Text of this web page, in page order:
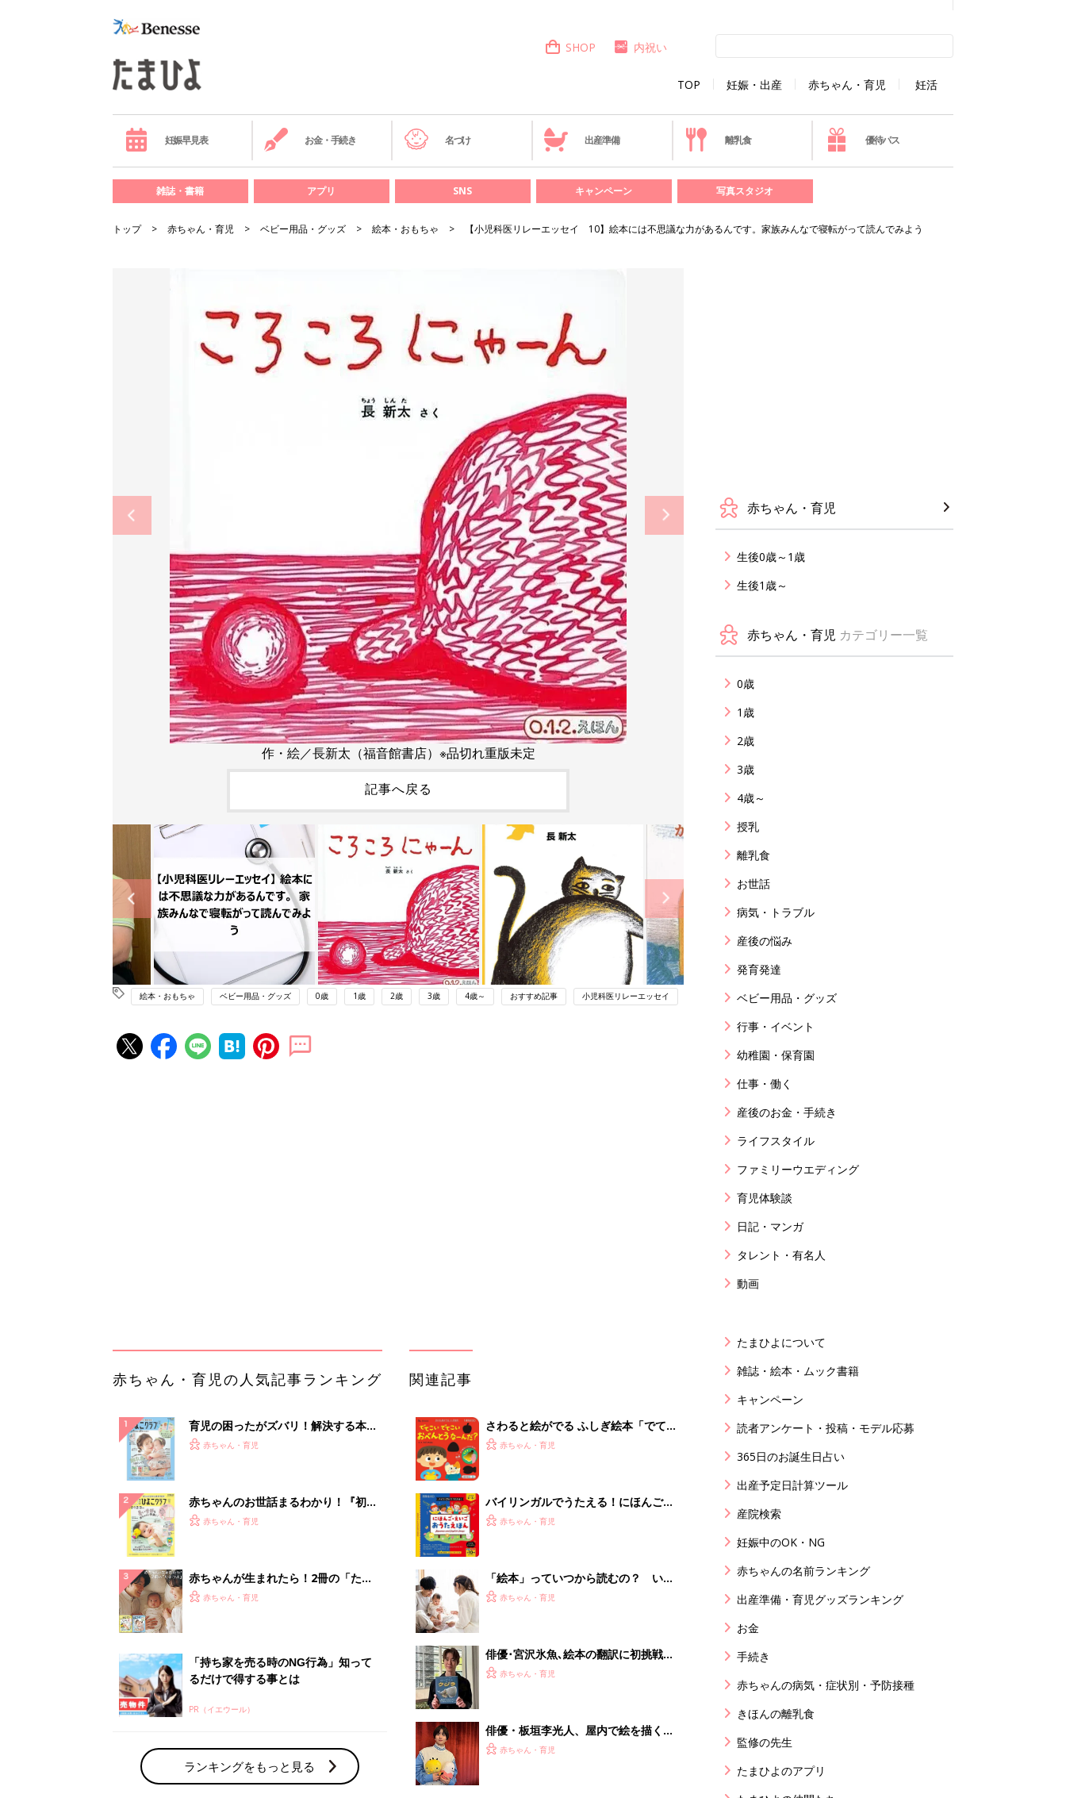
TOP 妊娠・出産 赤ちゃん・育児 妊活
SHOP 内祝い
妊娠早見表 お金・手続き 名づけ 出産準備 離乳食 優待パス
雑誌・書籍 アプリ SNS キャンペーン 写真スタジオ
トップ 赤ちゃん・育児 ベビー用品・グッズ 絵本・おもちゃ 【小児科医リレーエッセイ 10】絵本には不思議な力があるんです。家族みんなで寝転がって読んでみよう
作・絵／長新太（福音館書店）※品切れ重版未定
記事へ戻る
絵本・おもちゃ ベビー用品・グッズ 0歳 1歳 2歳 3歳 4歳～ おすすめ記事 小児科医リレーエッセイ
るだけで得する事とは
PR（イエウール）
ランキングをもっと見る
今でも鮮明に覚えている｣
絵本に込めた思いとは？
23年続く自律型組織に共通する「3つ
の要素」
PR（ビズヒント）
赤ちゃん・育児の人気テーマ
育児日記・マンガ
離乳食はいつから？進め方は？「たまひよ きほんの離
赤ちゃん・育児
生後0歳～1歳
生後1歳～
赤ちゃん・育児 カテゴリー一覧
0歳
1歳
2歳
3歳
4歳～
授乳
離乳食
お世話
病気・トラブル
産後の悩み
発育発達
ベビー用品・グッズ
行事・イベント
幼稚園・保育園
仕事・働く
産後のお金・手続き
ライフスタイル
ファミリーウエディング
育児体験談
日記・マンガ
タレント・有名人
動画
たまひよについて
雑誌・絵本・ムック書籍
キャンペーン
読者アンケート・投稿・モデル応募
365日のお誕生日占い
出産予定日計算ツール
産院検索
妊娠中のOK・NG
赤ちゃんの名前ランキング
出産準備・育児グッズランキング
お金
手続き
赤ちゃんの病気・症状別・予防接種
きほんの離乳食
監修の先生
たまひよのアプリ